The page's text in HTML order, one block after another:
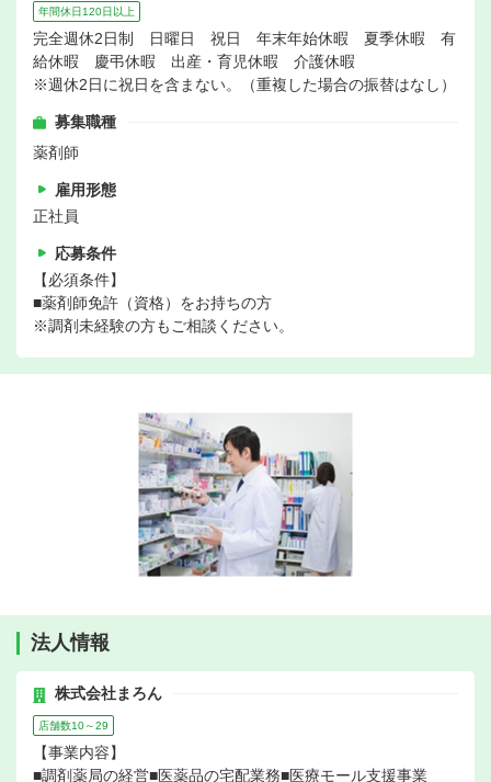
年間休日120日以上
完全週休2日制 日曜日 祝日 年末年始休暇 夏季休暇 有
給休暇 慶弔休暇 出産・育児休暇 介護休暇
※週休2日に祝日を含まない。（重複した場合の振替はなし）
募集職種
薬剤師
雇用形態
正社員
応募条件
【必須条件】
■薬剤師免許（資格）をお持ちの方
※調剤未経験の方もご相談ください。
法人情報
株式会社まろん
店舗数10～29
【事業内容】
■調剤薬局の経営■医薬品の宅配業務■医療モール支援事業